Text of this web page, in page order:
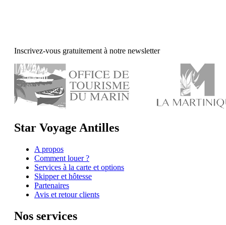
Inscrivez-vous gratuitement à notre newsletter
Star Voyage Antilles
A propos
Comment louer ?
Services à la carte et options
Skipper et hôtesse
Partenaires
Avis et retour clients
Nos services